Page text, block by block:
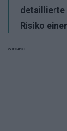
detaillierte
Risiko
Werbung: